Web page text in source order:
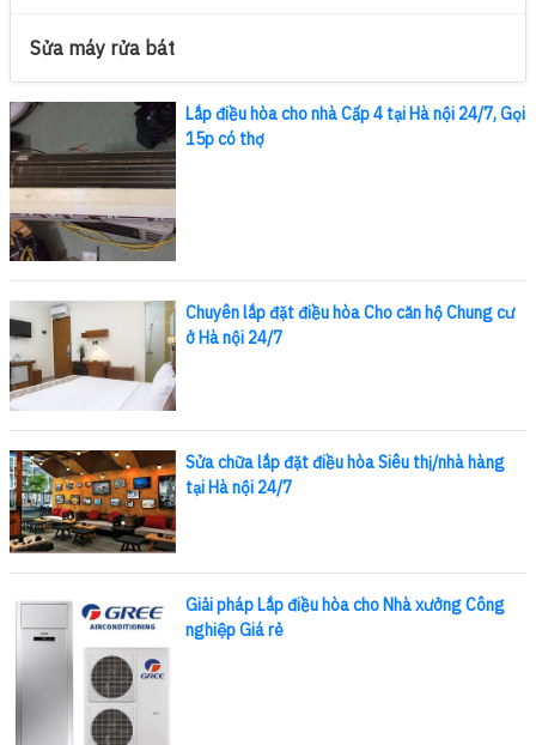
Sửa máy rửa bát
Lắp điều hòa cho nhà Cấp 4 tại Hà nội 24/7, Gọi
15p có thợ
Chuyên lắp đặt điều hòa Cho căn hộ Chung cư
ở Hà nội 24/7
Sửa chữa lắp đặt điều hòa Siêu thị/nhà hàng
tại Hà nội 24/7
Giải pháp Lắp điều hòa cho Nhà xưởng Công
nghiệp Giá rẻ